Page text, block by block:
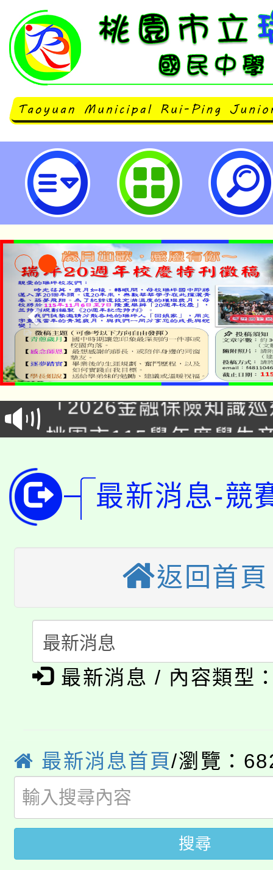
桃園市政府環境保護局113年8月
舉辦「2024桃園淨零生活節」-桃
中學
公告本校115學年度第
代理(課)教師甄選結果(
「2026金融保險知識
車」活動
桃園市115學年度學生
代理(課)教師甄選結果(
公告本校115學年度第
代理(課)教師甄選結果(
轉知中國文化大學推廣
《TA101》溝通分析基
程，歡迎學生輔導中心
心理、諮商輔導、社會
系所師生報名參加。
轉知苗栗縣政府辦理
縣市「校園短影音徵
門員」簡章及活動海報
踴躍報名參加。
桃園市115學年度學生
要點
「桃園市補助參觀特色
展演活動實施計畫」
115年度「教育部表揚
義教育推展貢獻獎」
公告本校115學年度第
生本土語及新住民語歌
公告本校115學年度第
代理(課)教師甄選結果(
公告本校115學年度第
代理(課)教師甄選結果(
轉知中國文化大學推廣
《TA101》溝通分析基
轉知苗栗縣政府辦理
最新消息-競
返回首頁
最新消息 / 內容類型
最新消息首頁/瀏覽：
搜尋